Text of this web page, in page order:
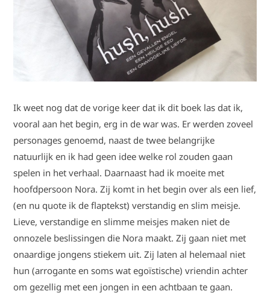
Ik weet nog dat de vorige keer dat ik dit boek las dat ik,
vooral aan het begin, erg in de war was. Er werden zoveel
personages genoemd, naast de twee belangrijke
natuurlijk en ik had geen idee welke rol zouden gaan
spelen in het verhaal. Daarnaast had ik moeite met
hoofdpersoon Nora. Zij komt in het begin over als een lief,
(en nu quote ik de flaptekst) verstandig en slim meisje.
Lieve, verstandige en slimme meisjes maken niet de
onnozele beslissingen die Nora maakt. Zij gaan niet met
onaardige jongens stiekem uit. Zij laten al helemaal niet
hun (arrogante en soms wat egoïstische) vriendin achter
om gezellig met een jongen in een achtbaan te gaan.